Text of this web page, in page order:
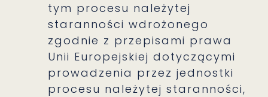
tym procesu należytej
staranności wdrożonego
zgodnie z przepisami prawa
Unii Europejskiej dotyczącymi
prowadzenia przez jednostki
procesu należytej staranności,